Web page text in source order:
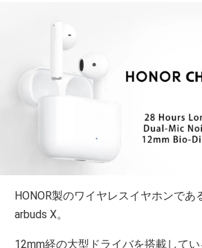
HONOR製のワイヤレスイヤホンであ
arbuds X。
12mm経の大型ドライバを搭載して